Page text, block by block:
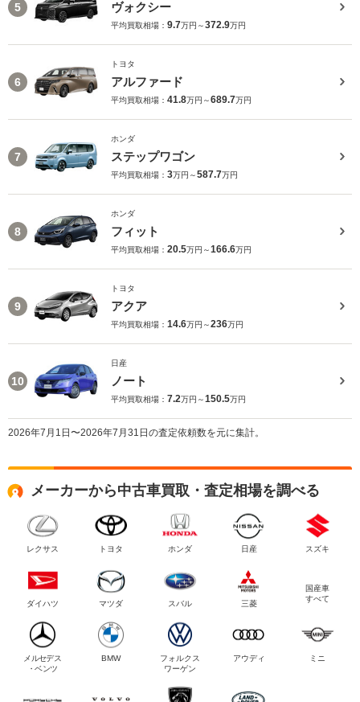
5 ヴォクシー
平均買取相場： 9.7万円～372.9万円
6
トヨタ
アルファード
平均買取相場： 41.8万円～689.7万円
7
ホンダ
ステップワゴン
平均買取相場： 3万円～587.7万円
8
ホンダ
フィット
平均買取相場： 20.5万円～166.6万円
9
トヨタ
アクア
平均買取相場： 14.6万円～236万円
10
日産
ノート
平均買取相場： 7.2万円～150.5万円
2026年7月1日〜2026年7月31日の査定依頼数を元に集計。
メーカーから中古車買取・査定相場を調べる
レクサス トヨタ ホンダ 日産 スズキ
ダイハツ マツダ スバル 三菱
国産車
すべて
メルセデス
・ベンツ
BMW
フォルクス
ワーゲン
アウディ ミニ